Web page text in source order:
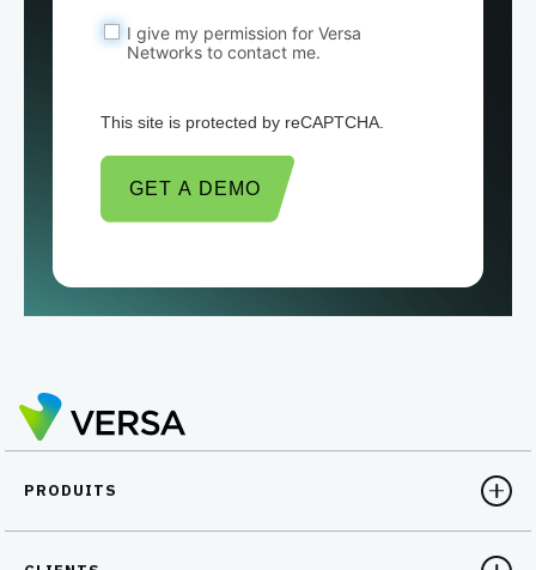
I give my permission for Versa
Networks to contact me.
This site is protected by reCAPTCHA.
GET A DEMO
PRODUITS